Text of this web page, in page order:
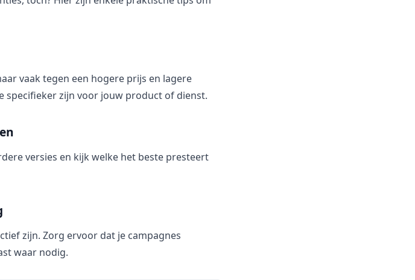
vaak tegen een hogere prijs en lagere
specifieker zijn voor jouw product of dienst.
versies en kijk welke het beste presteert
zijn. Zorg ervoor dat je campagnes
waar nodig.